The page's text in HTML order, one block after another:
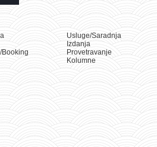
Booking
Usluge/Saradnja
Izdanja
Provetravanje
Kolumne